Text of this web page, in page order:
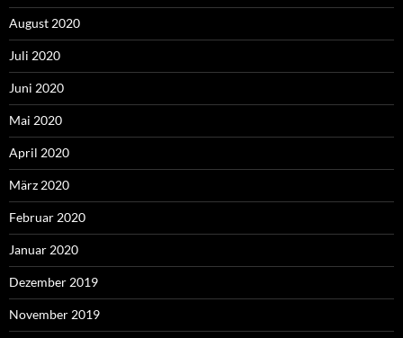
August 2020
Juli 2020
Juni 2020
Mai 2020
April 2020
März 2020
Februar 2020
Januar 2020
Dezember 2019
November 2019